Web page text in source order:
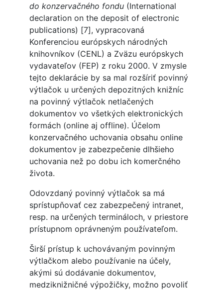
do konzervačného fondu(International
declaration on the deposit of electronic
publications) [7], vypracovaná
Konferenciou európskych národných
knihovníkov (CENL) a Zväzu európskych
vydavateľov (FEP) z roku 2000. V zmysle
tejto deklarácie by sa mal rozšíriť povinný
výtlačok u určených depozitných knižníc
na povinný výtlačok netlačených
dokumentov vo všetkých elektronických
formách (online aj offline). Účelom
konzervačného uchovania obsahu online
dokumentov je zabezpečenie dlhšieho
uchovania než po dobu ich komerčného
života.
Odovzdaný povinný výtlačok sa má
sprístupňovať cez zabezpečený intranet,
resp. na určených termináloch, v priestore
prístupnom oprávneným používateľom.
Širší prístup k uchovávaným povinným
výtlačkom alebo používanie na účely,
akými sú dodávanie dokumentov,
medziknižničné výpožičky, možno povoliť